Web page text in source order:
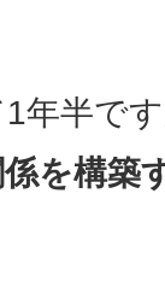
年半で
を構築